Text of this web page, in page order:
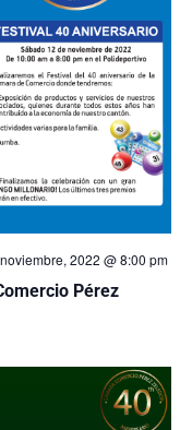
Pérez
2022 @ 8:00 pm